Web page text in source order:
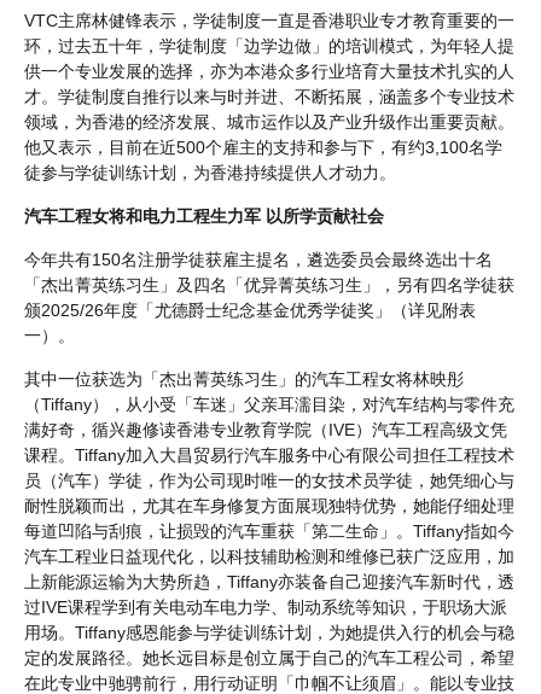
VTC主席林健锋表示，学徒制度一直是香港职业专才教育重要的一
环，过去五十年，学徒制度「边学边做」的培训模式，为年轻人提
供一个专业发展的选择，亦为本港众多行业培育大量技术扎实的人
才。学徒制度自推行以来与时并进、不断拓展，涵盖多个专业技术
领域，为香港的经济发展、城市运作以及产业升级作出重要贡献。
他又表示，目前在近500个雇主的支持和参与下，有约3,100名学
徒参与学徒训练计划，为香港持续提供人才动力。
汽车工程女将和电力工程生力军 以所学贡献社会
今年共有150名注册学徒获雇主提名，遴选委员会最终选出十名
「杰出菁英练习生」及四名「优异菁英练习生」，另有四名学徒获
颁2025/26年度「尤德爵士纪念基金优秀学徒奖」（详见附表
一）。
其中一位获选为「杰出菁英练习生」的汽车工程女将林映彤
（Tiffany），从小受「车迷」父亲耳濡目染，对汽车结构与零件充
满好奇，循兴趣修读香港专业教育学院（IVE）汽车工程高级文凭
课程。Tiffany加入大昌贸易行汽车服务中心有限公司担任工程技术
员（汽车）学徒，作为公司现时唯一的女技术员学徒，她凭细心与
耐性脱颖而出，尤其在车身修复方面展现独特优势，她能仔细处理
每道凹陷与刮痕，让损毁的汽车重获「第二生命」。Tiffany指如今
汽车工程业日益现代化，以科技辅助检测和维修已获广泛应用，加
上新能源运输为大势所趋，Tiffany亦装备自己迎接汽车新时代，透
过IVE课程学到有关电动车电力学、制动系统等知识，于职场大派
用场。Tiffany感恩能参与学徒训练计划，为她提供入行的机会与稳
定的发展路径。她长远目标是创立属于自己的汽车工程公司，希望
在此专业中驰骋前行，用行动证明「巾帼不让须眉」。能以专业技